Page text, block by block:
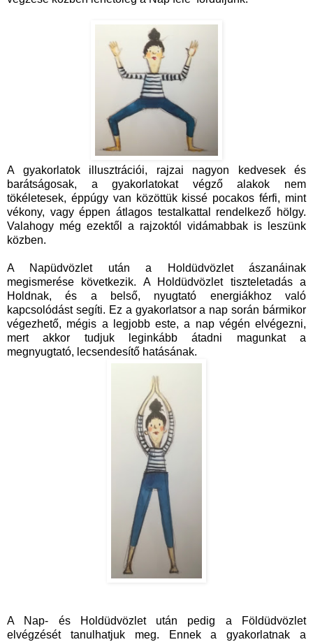
A gyakorlatok illusztrációi, rajzai nagyon kedvesek és
barátságosak, a gyakorlatokat végző alakok nem
tökéletesek, éppúgy van közöttük kissé pocakos férfi, mint
vékony, vagy éppen átlagos testalkattal rendelkező hölgy.
Valahogy még ezektől a rajzoktól vidámabbak is leszünk
közben.
A Napüdvözlet után a Holdüdvözlet ászanáinak
megismerése következik. A Holdüdvözlet tiszteletadás a
Holdnak, és a belső, nyugtató energiákhoz való
kapcsolódást segíti. Ez a gyakorlatsor a nap során bármikor
végezhető, mégis a legjobb este, a nap végén elvégezni,
mert akkor tudjuk leginkább átadni magunkat a
megnyugtató, lecsendesítő hatásának.
A Nap- és Holdüdvözlet után pedig a Földüdvözlet
elvégzését tanulhatjuk meg. Ennek a gyakorlatnak a